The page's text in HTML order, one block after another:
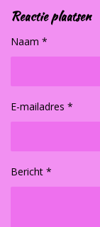
Reactie plaatsen
Naam *
E-mailadres *
Bericht *